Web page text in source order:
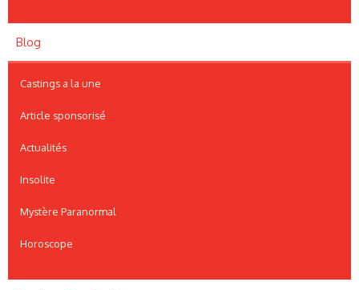
Blog
Castings a la une
Article sponsorisé
Actualités
Insolite
Mystère Paranormal
Horoscope